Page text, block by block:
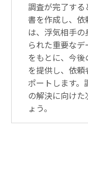
調査が完了す
書を作成し、依
は、浮気相手
られた重要な
をもとに、今
を提供し、依
ポートします
の解決に向け
ょう。